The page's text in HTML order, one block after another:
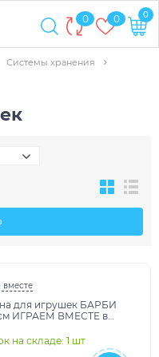
0 0 0
Системы хранения
вместе
для игрушек БАРБИ
ИГРАЕМ ВМЕСТЕ в
на складе: 1 шт